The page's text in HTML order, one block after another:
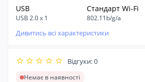
USB
USB 2.0 х 1
Стандарт Wi-Fi
802.11b/g/a
Дивитись всі характеристики
Відгуки: 0
Немає в наявності